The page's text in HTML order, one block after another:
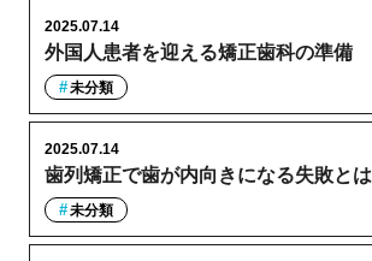
外国人患者を迎える矯正歯科の準備
2025.07.14
未分類
歯列矯正で歯が内向きになる失敗とは
2025.07.14
未分類